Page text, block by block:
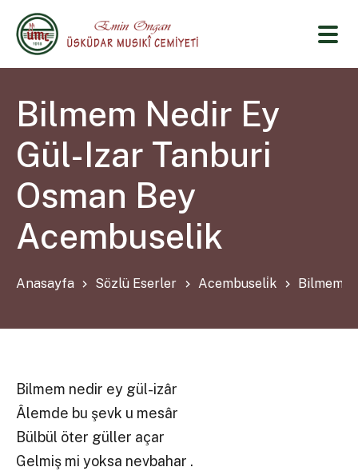
Bilmem Nedir Ey
Gül-Izar Tanburi
Osman Bey
Acembuselik
Anasayfa Sözlü Eserler Acembuseli̇k Bilmem
Bilmem nedir ey gül-izâr
Âlemde bu şevk u mesâr
Bülbül öter güller açar
Gelmiş mi yoksa nevbahar .